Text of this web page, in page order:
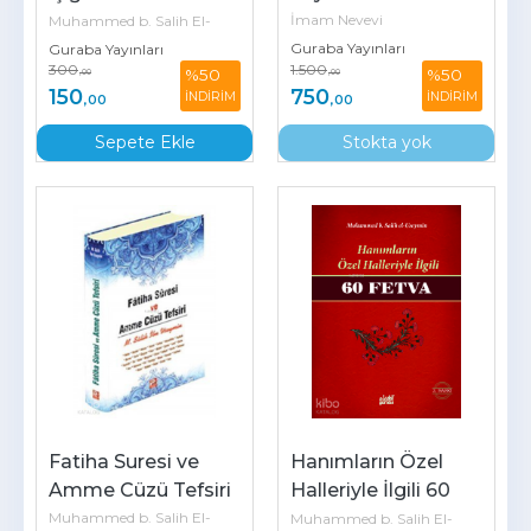
Sepete Ekle
Kılma Şekli
Muhammed b. Salih El-
Useymîn
Guraba Yayınları
%50
İNDİRİM
300,00
150,00
Stokta yok
İmam Nevevi
Guraba Yayınları
%50
İNDİRİM
1.500,00
750,00
Fatiha Suresi ve
Amme Cüzü Tefsiri
Muhammed b. Salih El-
Hanımların Özel
Halleriyle İlgili 60
Fetva
Muhammed b. Salih El-